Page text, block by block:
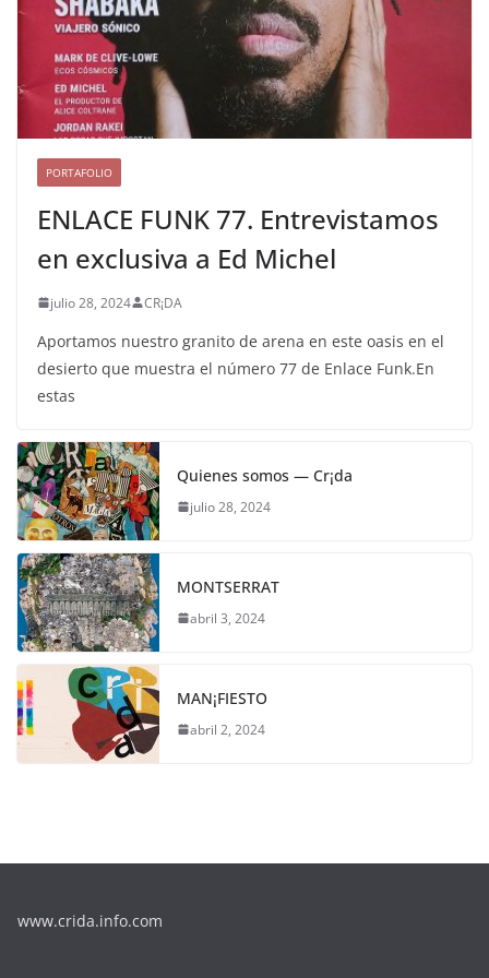
PORTAFOLIO
ENLACE FUNK 77. Entrevistamos
en exclusiva a Ed Michel
julio 28, 2024 CR¡DA
Aportamos nuestro granito de arena en este oasis en el
desierto que muestra el número 77 de Enlace Funk.En
estas
Quienes somos — Cr¡da
julio 28, 2024
MONTSERRAT
abril 3, 2024
MAN¡FIESTO
abril 2, 2024
www.crida.info.com